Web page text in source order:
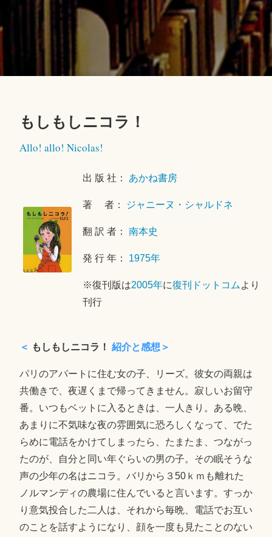
もしもしニコラ！
Allo! allo! Nicolas!
出 版 社： あかね書房
著 者： ジャニーヌ・シャルドネ
翻 訳 者：南本史
発 行 年： 1975年
※復刊版は2005年に復刊ドットコム より
刊行
＜ もしもしニコラ！ 紹介と感想＞
パリのアパートに住む女の子、リーズ。彼女の両親は
共働きで、夜遅くまで帰ってきません。寂しいお留守
番。いつもベットに入るときは、一人きり。ある晩、
あまりに不気味な夜の雰囲気に恐ろしくなって、でた
らめに電話をかけてしまったら、たまたま、つながっ
たのが、自分と同い年ぐらいの男の子。その眠そうな
声の少年の名はニコラ。バリから３50ｋｍも離れた
ノルマンディの農場に住んでいると言います。すっか
り意気投合した二人は、それから毎晩、電話でお互い
のことを話すようになり、顔を一度も見たことのない
0
5
4
日